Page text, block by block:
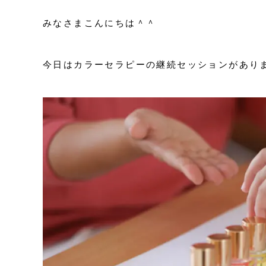
みなさまこんにちは＾＾
今日はカラーセラピーの継続セッションがあり